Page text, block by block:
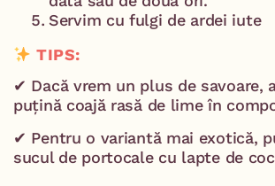
Servim cu fulgi de ardei iute
TIPS:
✔ Dacă vrem un plus de savoare,
puțină coajă rasă de lime în
✔ Pentru o variantă mai exotică,
sucul de portocale cu lapte de